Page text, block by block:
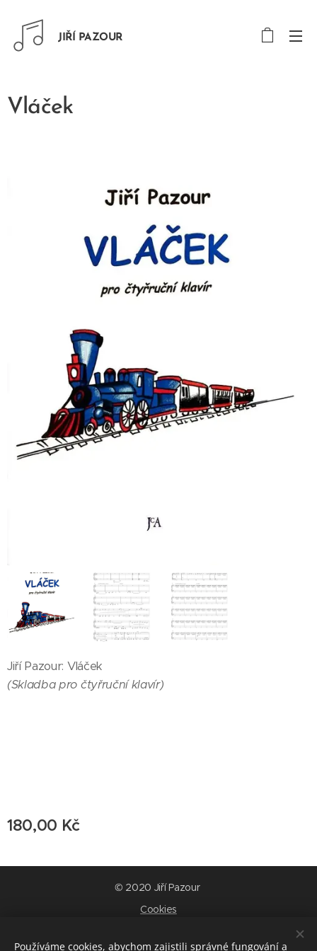
JIŘÍ PAZOUR
Vláček
Jiří Pazour: Vláček
(Skladba pro čtyřruční klavír)
180,00 Kč
© 2020 Jiří Pazour
Cookies
Používáme cookies, abychom zajistili správné fungování a